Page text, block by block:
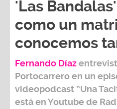
'Las
como un
conocemos
Fernando Díaz
Portocarreroen un
videopodcast “Una
está en Youtube de